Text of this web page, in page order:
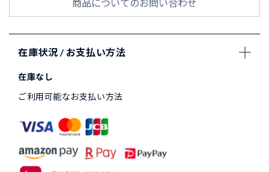
商品についてのお問い合わせ
在庫状況 / お支払い方法
在庫なし
ご利用可能なお支払い方法